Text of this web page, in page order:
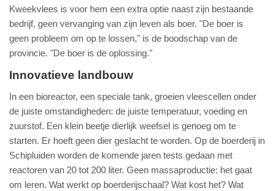
Kweekvlees is voor hem een extra optie naast zijn bestaande
bedrijf, geen vervanging van zijn leven als boer. "De boer is
geen probleem om op te lossen," is de boodschap van de
provincie. "De boer is de oplossing."
Innovatieve landbouw
In een bioreactor, een speciale tank, groeien vleescellen onder
de juiste omstandigheden: de juiste temperatuur, voeding en
zuurstof. Een klein beetje dierlijk weefsel is genoeg om te
starten. Er hoeft geen dier geslacht te worden. Op de boerderij in
Schipluiden worden de komende jaren tests gedaan met
reactoren van 20 tot 200 liter. Geen massaproductie: het gaat
om leren. Wat werkt op boerderijschaal? Wat kost het? Wat